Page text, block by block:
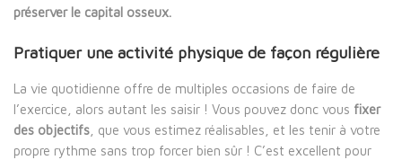
préserver le capital osseux.
Pratiquer une activité physique de façon régulière
La vie quotidienne offre de multiples occasions de faire de
l’exercice, alors autant les saisir ! Vous pouvez donc vous fixer
des objectifs , que vous estimez réalisables, et les tenir à votre
propre rythme sans trop forcer bien sûr ! C’est excellent pour